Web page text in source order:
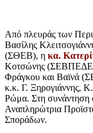
Από πλευράς των
Βασίλης
(ΣΘΕΒ), η κα.
Κοτσώνης
Φράγκου και Βαϊνά
κ.κ. Γ. Ξηρογιάννης,
Ρώμα. Στη συνάντηση
Αναπληρώτρια
Σποράδων.